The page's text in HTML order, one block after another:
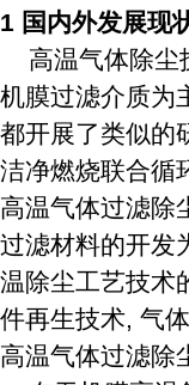
陶瓷波纹规整填料
1 国内外发展现
高温气体除尘
机膜过滤介质为
都开展了类似的
洁净燃烧联合循
高温气体过滤除
过滤材料的开发
温除尘工艺技术
件再生技术, 气
高温气体过滤除